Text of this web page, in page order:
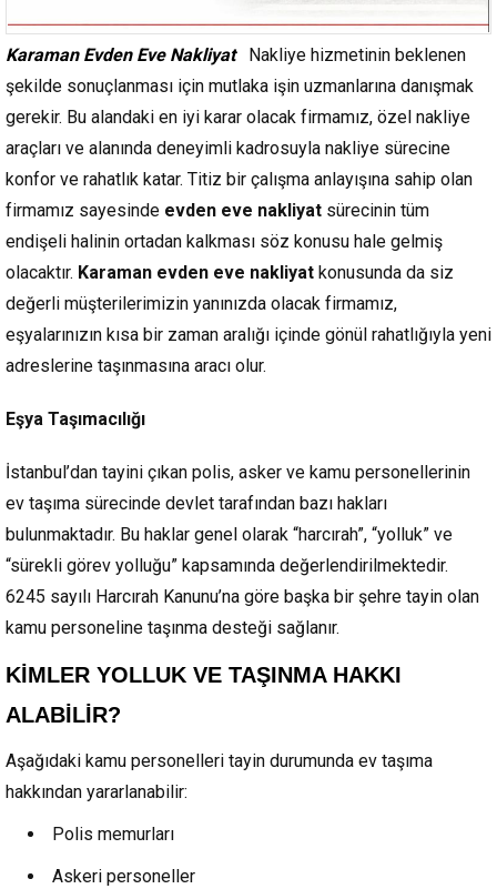
Karaman Evden Eve Nakliyat Nakliye hizmetinin beklenen
şekilde sonuçlanması için mutlaka işin uzmanlarına danışmak
gerekir. Bu alandaki en iyi karar olacak firmamız, özel nakliye
araçları ve alanında deneyimli kadrosuyla nakliye sürecine
konfor ve rahatlık katar. Titiz bir çalışma anlayışına sahip olan
firmamız sayesinde evden eve nakliyat sürecinin tüm
endişeli halinin ortadan kalkması söz konusu hale gelmiş
olacaktır. Karaman evden eve nakliyat konusunda da siz
değerli müşterilerimizin yanınızda olacak firmamız,
eşyalarınızın kısa bir zaman aralığı içinde gönül rahatlığıyla yeni
adreslerine taşınmasına aracı olur.
Eşya Taşımacılığı
İstanbul’dan tayini çıkan polis, asker ve kamu personellerinin
ev taşıma sürecinde devlet tarafından bazı hakları
bulunmaktadır. Bu haklar genel olarak “harcırah”, “yolluk” ve
“sürekli görev yolluğu” kapsamında değerlendirilmektedir.
6245 sayılı Harcırah Kanunu’na göre başka bir şehre tayin olan
kamu personeline taşınma desteği sağlanır.
KİMLER YOLLUK VE TAŞINMA HAKKI
ALABİLİR?
Aşağıdaki kamu personelleri tayin durumunda ev taşıma
hakkından yararlanabilir:
Polis memurları
Askeri personeller